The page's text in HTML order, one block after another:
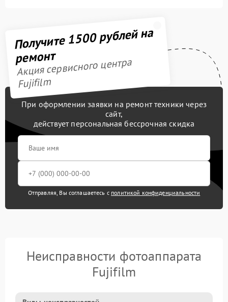
Получите 1500 рублей на
ремонт
Акция сервисного центра
Fujifilm
При оформлении заявки на ремонт техники через
сайт,
действует персональная бессрочная скидка
Отправляя, Вы соглашаетесь с политикой конфиденциальности
Неисправности фотоаппарата
Fujifilm